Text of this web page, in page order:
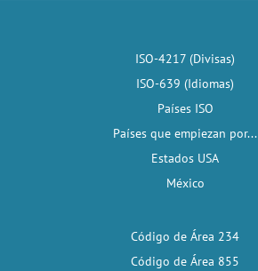
ISO-4217 (Divisas)
ISO-639 (Idiomas)
Países ISO
Países que empiezan por...
Estados USA
México
Código de Área 234
Código de Área 855